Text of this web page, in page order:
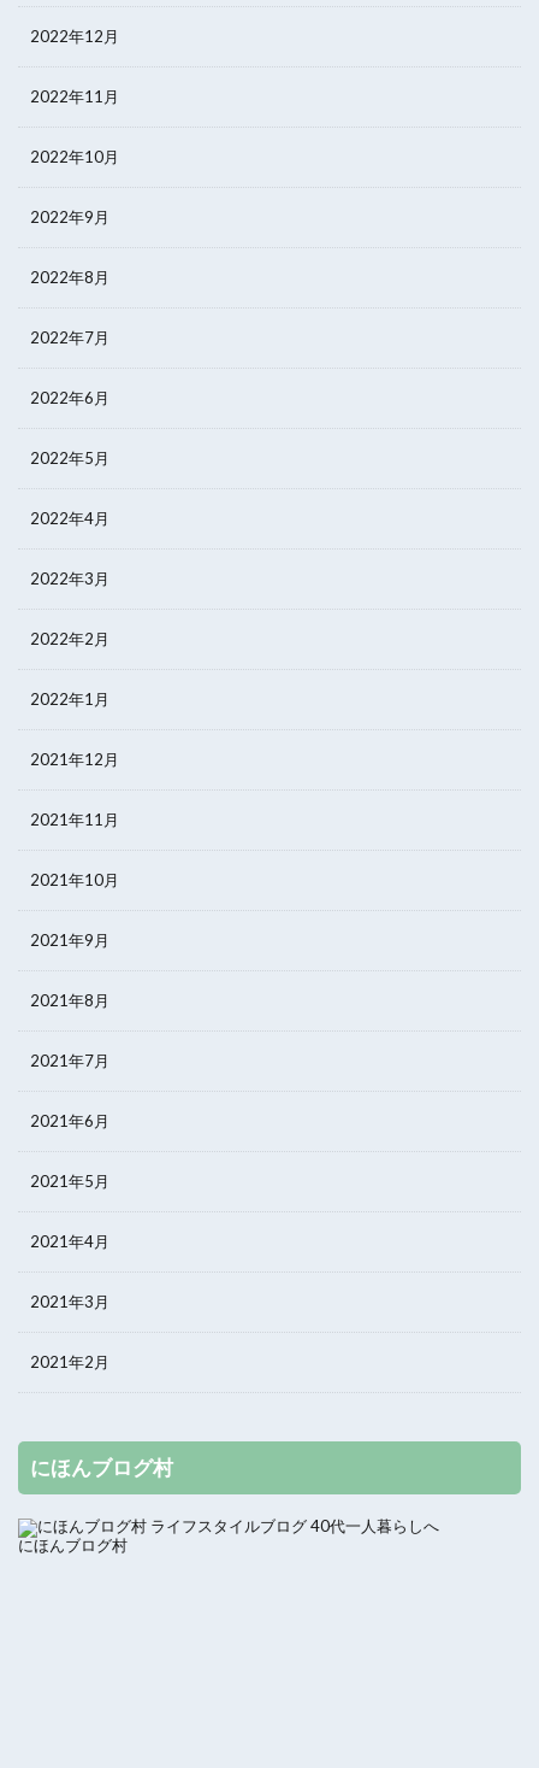
2022年12月
2022年11月
2022年10月
2022年9月
2022年8月
2022年7月
2022年6月
2022年5月
2022年4月
2022年3月
2022年2月
2022年1月
2021年12月
2021年11月
2021年10月
2021年9月
2021年8月
2021年7月
2021年6月
2021年5月
2021年4月
2021年3月
2021年2月
にほんブログ村
にほんブログ村